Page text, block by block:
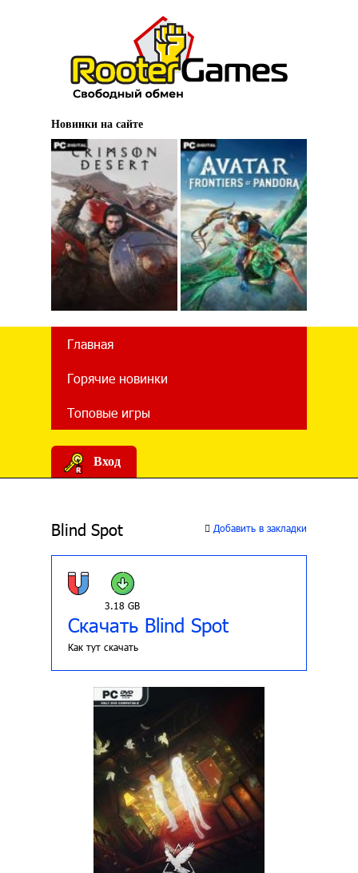
Новинки на сайте
Главная
Горячие новинки
Топовые игры
Вход
Blind Spot Добавить в закладки
3.18 GB
Скачать Blind Spot
Как тут скачать